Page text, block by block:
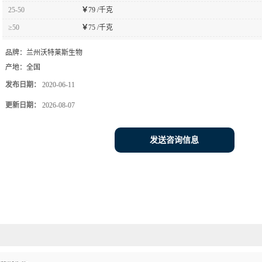
25-50 ￥79 /千克
≥50 ￥75 /千克
品牌： 兰州沃特莱斯生物
产地： 全国
发布日期： 2020-06-11
更新日期： 2026-08-07
发送咨询信息